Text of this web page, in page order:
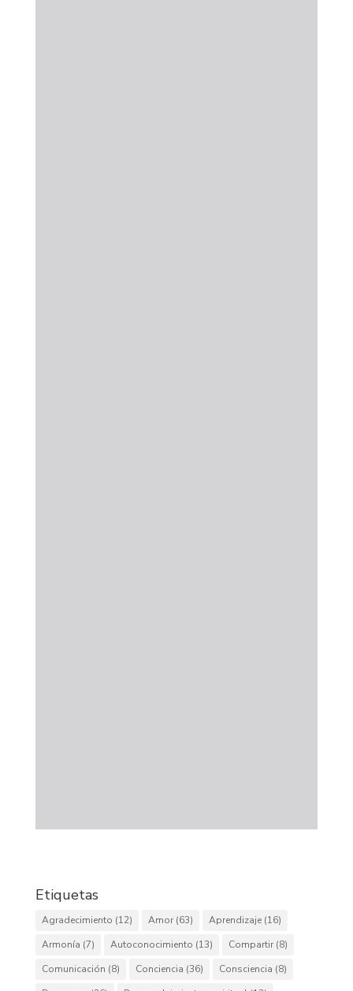
Etiquetas
Agradecimiento (12) Amor(63) Aprendizaje(16)
Armonía (7) Autoconocimiento (13) Compartir(8)
Comunicación (8) Conciencia (36) Consciencia (8)